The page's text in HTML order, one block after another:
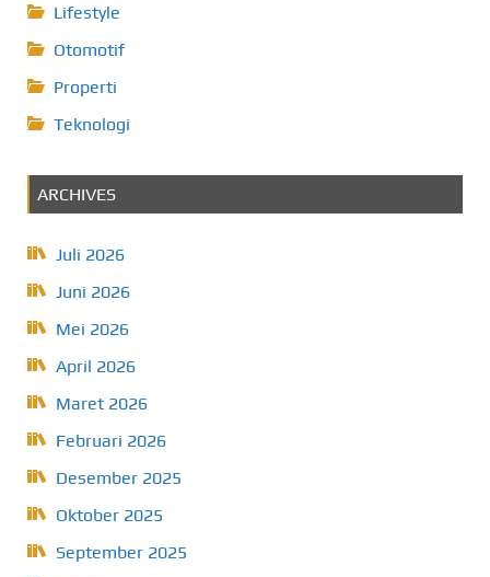
Lifestyle
Otomotif
Properti
Teknologi
ARCHIVES
Juli 2026
Juni 2026
Mei 2026
April 2026
Maret 2026
Februari 2026
Desember 2025
Oktober 2025
September 2025